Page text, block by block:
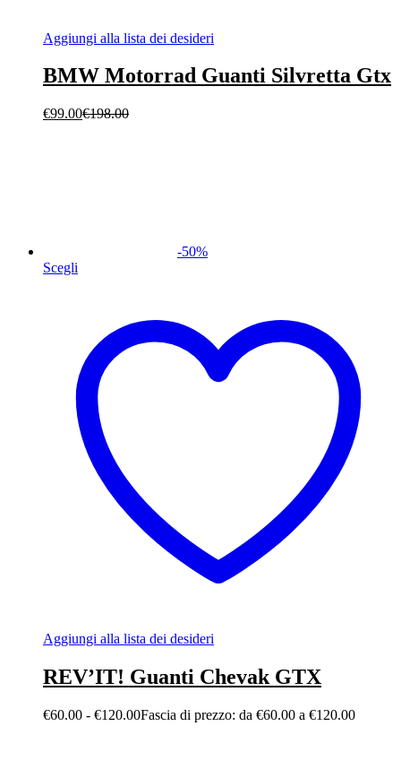
Aggiungi alla lista dei desideri
BMW Motorrad Guanti Silvretta Gtx
€99.00€198.00
-50%
Scegli
Aggiungi alla lista dei desideri
REV’IT! Guanti Chevak GTX
€60.00 - €120.00Fascia di prezzo: da €60.00 a €120.00